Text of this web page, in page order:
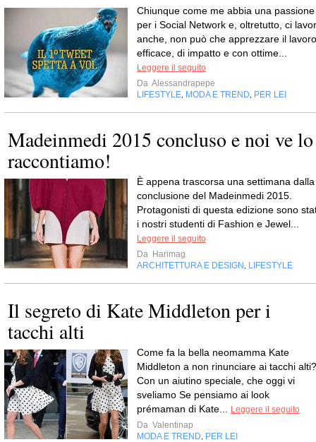
Chiunque come me abbia una passione
per i Social Network e, oltretutto, ci
anche, non può che apprezzare il lavoro
efficace, di impatto e con ottime...
Leggere il seguito
Da Alessandrapepe
LIFESTYLE MODA E TREND PER LEI
Madeinmedi 2015 concluso e noi ve lo
raccontiamo!
È appena trascorsa una settimana dalla
conclusione del Madeinmedi 2015.
Protagonisti di questa edizione sono
i nostri studenti di Fashion e Jewel...
Leggere il seguito
Da Harimag
ARCHITETTURA E DESIGN
LIFESTYLE
Il segreto di Kate Middleton per i
tacchi alti
Come fa la bella neomamma Kate
Middleton a non rinunciare ai tacchi alti?
Con un aiutino speciale, che oggi vi
sveliamo Se pensiamo ai look
prémaman di Kate...
Leggere il seguito
Da Valentinap
MODA E TREND
PER LEI